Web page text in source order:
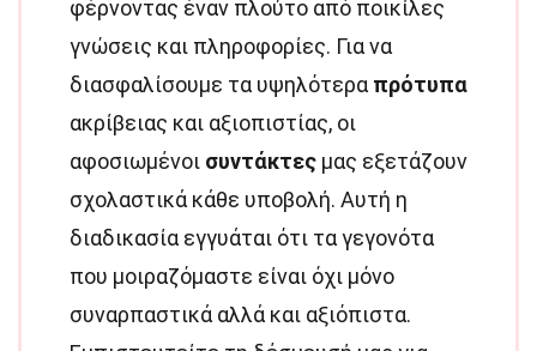
φέρνοντας έναν πλούτο από ποικίλες
γνώσεις και πληροφορίες. Για να
διασφαλίσουμε τα υψηλότερα πρότυπα
ακρίβειας και αξιοπιστίας, οι
αφοσιωμένοι συντάκτες μας εξετάζουν
σχολαστικά κάθε υποβολή. Αυτή η
διαδικασία εγγυάται ότι τα γεγονότα
που μοιραζόμαστε είναι όχι μόνο
συναρπαστικά αλλά και αξιόπιστα.